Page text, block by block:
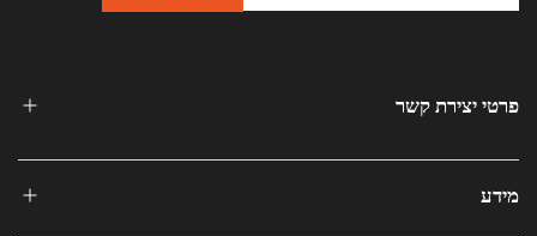
פרטי יצירת קשר
מידע